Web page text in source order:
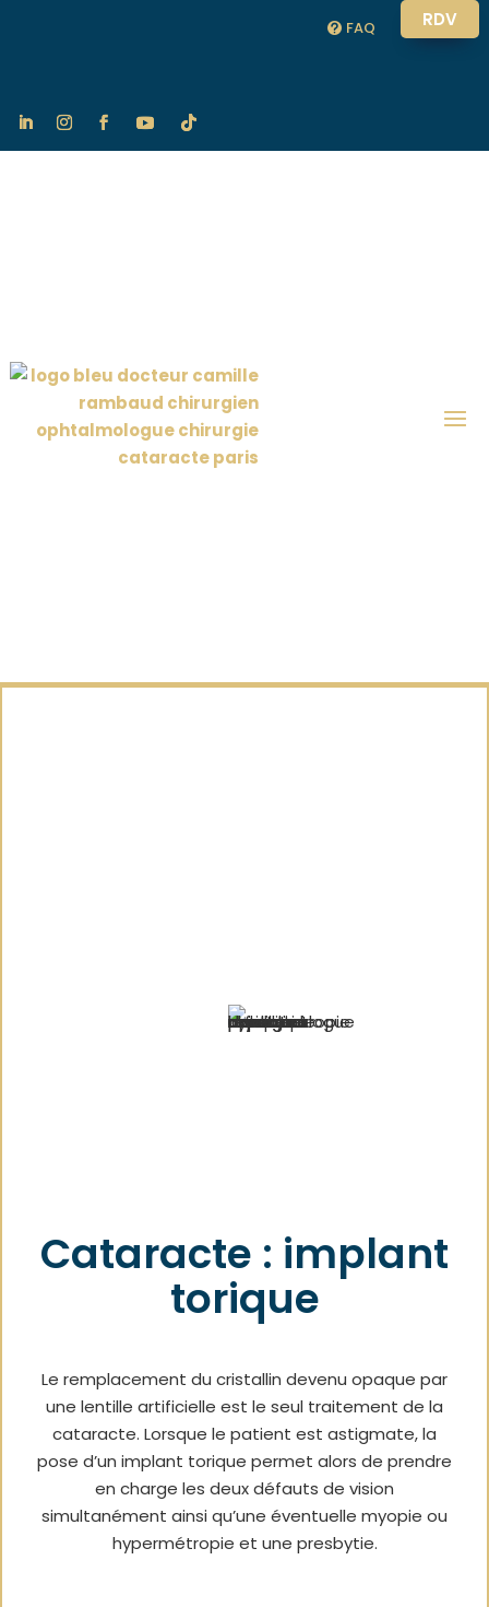
FAQ RDV
Cataracte : implant
torique
Le remplacement du cristallin devenu opaque par
une lentille artificielle est le seul traitement de la
cataracte. Lorsque le patient est astigmate, la
pose d’un implant torique permet alors de prendre
en charge les deux défauts de vision
simultanément ainsi qu’une éventuelle myopie ou
hypermétropie et une presbytie.